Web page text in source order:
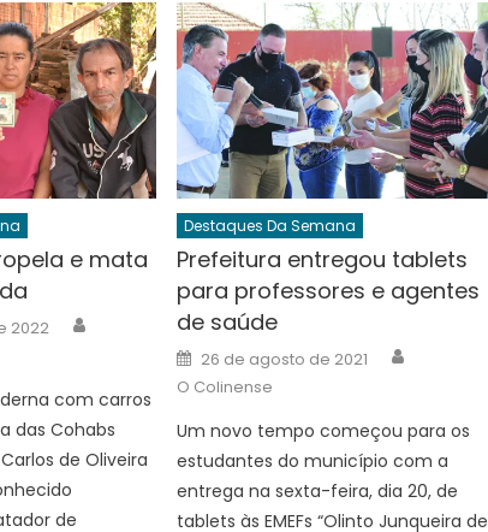
e mata
2022
com carros
das Cohabs
de Oliveira
de
Destaques Da Semana
Prefeitura entregou tablets
para professores e agentes
de saúde
Posted
on
26 de agosto de 2021
O Colinense
Um novo tempo começou para os
estudantes do município com a
entrega na sexta-feira, dia 20, de
tablets às EMEFs “Olinto Junqueira de